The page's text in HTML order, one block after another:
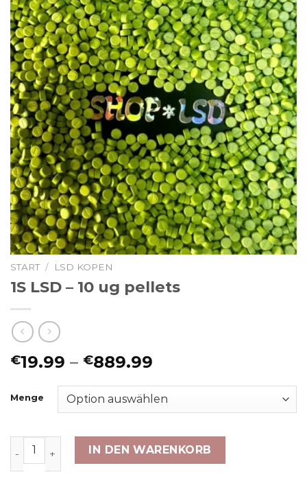
START / LSD KOPEN
1S LSD – 10 ug pellets
€19.99 – €889.99
bis
€889.99
Menge
1S LSD - 10 ug pellets Menge
IN DEN WARENKORB